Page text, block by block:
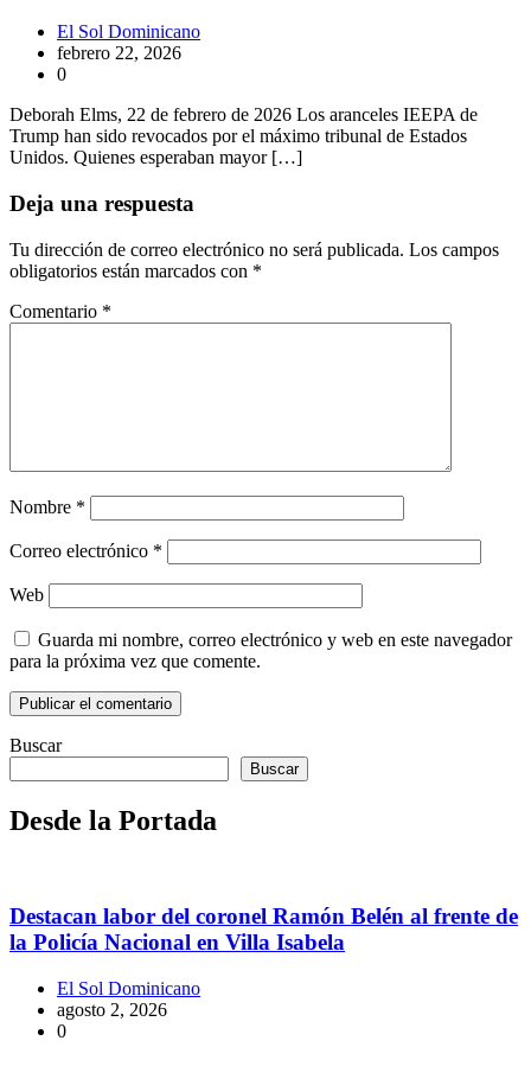
El Sol Dominicano
febrero 22, 2026
0
Deborah Elms, 22 de febrero de 2026 Los aranceles IEEPA de
Trump han sido revocados por el máximo tribunal de Estados
Unidos. Quienes esperaban mayor […]
Deja una respuesta
Tu dirección de correo electrónico no será publicada. Los campos
obligatorios están marcados con *
Comentario *
Nombre *
Correo electrónico *
Web
Guarda mi nombre, correo electrónico y web en este navegador
para la próxima vez que comente.
Buscar
Buscar
Desde la Portada
Destacan labor del coronel Ramón Belén al frente de
la Policía Nacional en Villa Isabela
El Sol Dominicano
agosto 2, 2026
0